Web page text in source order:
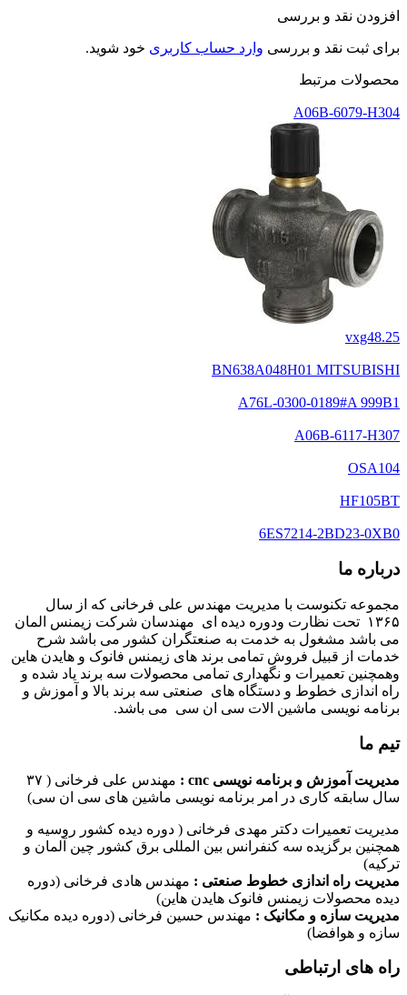
افزودن نقد و بررسی
برای ثبت نقد و بررسی وارد حساب کاربری خود شوید.
محصولات مرتبط
A06B-6079-H304
vxg48.25
BN638A048H01 MITSUBISHI
A76L-0300-0189#A 999B1
A06B-6117-H307
OSA104
HF105BT
6ES7214-2BD23-0XB0
درباره ما
مجموعه تکنوست با مدیریت مهندس علی فرخانی که از سال
۱۳۶۵ تحت نظارت ودوره دیده ای مهندسان شرکت زیمنس المان
می باشد مشغول به خدمت به صنعتگران کشور می باشد شرح
خدمات از قبیل فروش تمامی برند های زیمنس فانوک و هایدن هاین
وهمچنین تعمیرات و نگهداری تمامی محصولات سه برند یاد شده و
راه اندازی خطوط و دستگاه های صنعتی سه برند بالا و آموزش و
برنامه نویسی ماشین الات سی ان سی می باشد.
تیم ما
مدیریت آموزش و برنامه نویسی cnc :
مهندس علی فرخانی ( ۳۷
سال سابقه کاری در امر برنامه نویسی ماشین های سی ان سی)
مدیریت تعمیرات دکتر مهدی فرخانی ( دوره دیده کشور روسیه و
همچنین برگزیده سه کنفرانس بین المللی برق کشور چین آلمان و
ترکیه)
مدیریت راه اندازی خطوط صنعتی : مهندس هادی فرخانی (دوره
دیده محصولات زیمنس فانوک هایدن هاین)
مدیریت سازه و مکانیک : مهندس حسین فرخانی (دوره دیده مکانیک
سازه و هوافضا)
راه های ارتباطی